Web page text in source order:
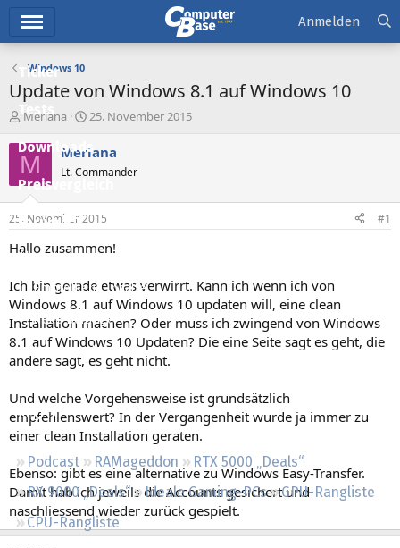
Ticker
Tests
Downloads
Preisvergleich
Forum
Aktuelles
Empfohlene Inhalte
Neue Beiträge
Neueste Aktivitäten
Regeln
Podcast RAMageddon
RTX 5000 „Deals“
RX 9000 „Deals“
Ideale Gaming-PCs
GPU-Rangliste
CPU-Rangliste
Anmelden
Windows 10
Update von Windows 8.1 auf Windows 10
E
s
t
e
e
r
Meriana
E
s
e
l
t
a
25. November 2015
M Meriana
Lt. Commander
25. November 2015 #1
Hallo zusammen!
Ich bin gerade etwas verwirrt. Kann ich wenn ich von
Windows 8.1 auf Windows 10 updaten will, eine clean
Installation machen? Oder muss ich zwingend von Windows
8.1 auf Windows 10 Updaten? Die eine Seite sagt es geht, die
andere sagt, es geht nicht.
Und welche Vorgehensweise ist grundsätzlich
empfehlenswert? In der Vergangenheit wurde ja immer zu
einer clean Installation geraten.
Ebenso: gibt es eine alternative zu Windows Easy-Transfer.
Damit hab ich jeweils die Accounts gesichert und
naschliessend wieder zurück gespielt.